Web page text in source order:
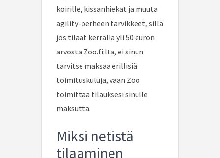
koirille, kissanhiekat ja muuta
agility-perheen tarvikkeet, sillä
jos tilaat kerralla yli 50 euron
arvosta Zoo.fi:lta, ei sinun
tarvitse maksaa erillisiä
toimituskuluja, vaan Zoo
toimittaa tilauksesi sinulle
maksutta.
Miksi netistä
tilaaminen